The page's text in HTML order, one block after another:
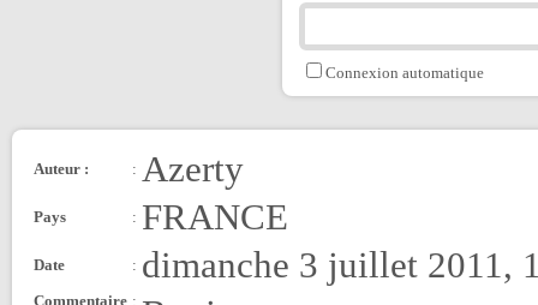
Connexion automatique
Auteur : : Azerty
Pays : FRANCE
Date : dimanche 3 juillet 2011,
Commentaire :